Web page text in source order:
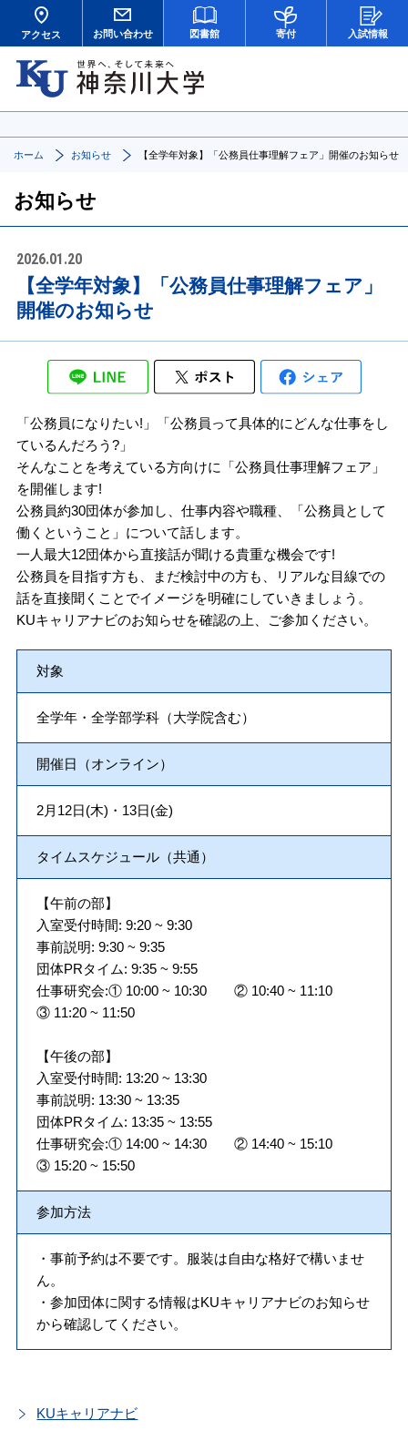
アクセス お問い合わせ 図書館 寄付 入試情報
ホーム お知らせ 【全学年対象】「公務員仕事理解フェア」開催のお知らせ
お知らせ
2026.01.20
【全学年対象】「公務員仕事理解フェア」
開催のお知らせ
「公務員になりたい!」「公務員って具体的にどんな仕事をし
ているんだろう?」
そんなことを考えている方向けに「公務員仕事理解フェア」
を開催します!
公務員約30団体が参加し、仕事内容や職種、「公務員として
働くということ」について話します。
一人最大12団体から直接話が聞ける貴重な機会です!
公務員を目指す方も、まだ検討中の方も、リアルな目線での
話を直接聞くことでイメージを明確にしていきましょう。
KUキャリアナビのお知らせを確認の上、ご参加ください。
対象
全学年・全学部学科（大学院含む）
開催日（オンライン）
2月12日(木)・13日(金)
タイムスケジュール（共通）
【午前の部】
入室受付時間: 9:20 ~ 9:30
事前説明: 9:30 ~ 9:35
団体PRタイム: 9:35 ~ 9:55
仕事研究会:① 10:00 ~ 10:30 ② 10:40 ~ 11:10
③ 11:20 ~ 11:50
【午後の部】
入室受付時間: 13:20 ~ 13:30
事前説明: 13:30 ~ 13:35
団体PRタイム: 13:35 ~ 13:55
仕事研究会:① 14:00 ~ 14:30 ② 14:40 ~ 15:10
③ 15:20 ~ 15:50
参加方法
・事前予約は不要です。服装は自由な格好で構いませ
ん。
・参加団体に関する情報はKUキャリアナビのお知らせ
から確認してください。
KUキャリアナビ